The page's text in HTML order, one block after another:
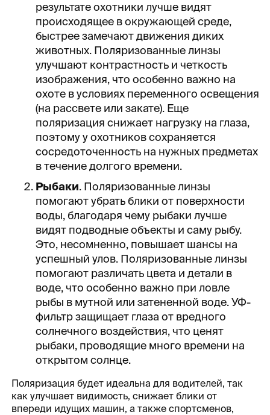
результате охотники лучше видят
происходящее в окружающей среде,
быстрее замечают движения диких
животных. Поляризованные линзы
улучшают контрастность и четкость
изображения, что особенно важно на
охоте в условиях переменного освещения
(на рассвете или закате). Еще
поляризация снижает нагрузку на глаза,
поэтому у охотников сохраняется
сосредоточенность на нужных предметах
в течение долгого времени.
Рыбаки. Поляризованные линзы
помогают убрать блики от поверхности
воды, благодаря чему рыбаки лучше
видят подводные объекты и саму рыбу.
Это, несомненно, повышает шансы на
успешный улов. Поляризованные линзы
помогают различать цвета и детали в
воде, что особенно важно при ловле
рыбы в мутной или затененной воде. УФ-
фильтр защищает глаза от вредного
солнечного воздействия, что ценят
рыбаки, проводящие много времени на
открытом солнце.
Поляризация будет идеальна для водителей, так
как улучшает видимость, снижает блики от
впереди идущих машин, а также спортсменов,